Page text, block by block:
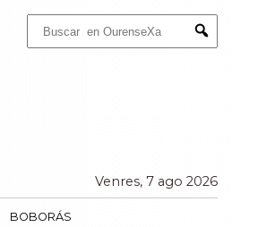
Submit
Venres, 7 ago 2026
BOBORÁS